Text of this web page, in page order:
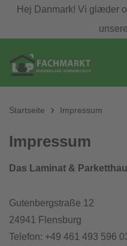
Hej Danmark! Vi glæder
Startseite Impressum
Impressum
Das Laminat &
Gutenbergstraße 12
24941 Flensburg
Telefon: +49 461 493 596